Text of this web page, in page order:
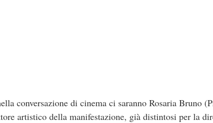
conversazione di cinema ci saranno Rosaria Bruno
artistico della manifestazione, già distintosi per la